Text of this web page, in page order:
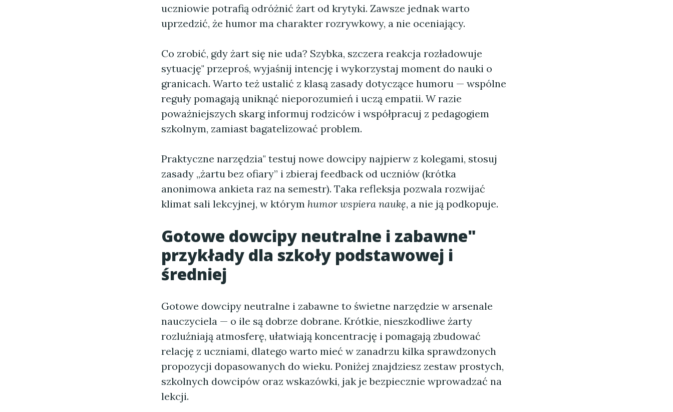
uczniowie potrafią odróżnić żart od krytyki. Zawsze jednak warto
uprzedzić, że humor ma charakter rozrywkowy, a nie oceniający.
Co zrobić, gdy żart się nie uda? Szybka, szczera reakcja rozładowuje
sytuację" przeproś, wyjaśnij intencję i wykorzystaj moment do nauki o
granicach. Warto też ustalić z klasą zasady dotyczące humoru — wspólne
reguły pomagają uniknąć nieporozumień i uczą empatii. W razie
poważniejszych skarg informuj rodziców i współpracuj z pedagogiem
szkolnym, zamiast bagatelizować problem.
Praktyczne narzędzia" testuj nowe dowcipy najpierw z kolegami, stosuj
zasady „żartu bez ofiary” i zbieraj feedback od uczniów (krótka
anonimowa ankieta raz na semestr). Taka refleksja pozwala rozwijać
klimat sali lekcyjnej, w którym humor wspiera naukę, a nie ją podkopuje.
Gotowe dowcipy neutralne i zabawne"
przykłady dla szkoły podstawowej i
średniej
Gotowe dowcipy neutralne i zabawne to świetne narzędzie w arsenale
nauczyciela — o ile są dobrze dobrane. Krótkie, nieszkodliwe żarty
rozluźniają atmosferę, ułatwiają koncentrację i pomagają zbudować
relację z uczniami, dlatego warto mieć w zanadrzu kilka sprawdzonych
propozycji dopasowanych do wieku. Poniżej znajdziesz zestaw prostych,
szkolnych dowcipów oraz wskazówki, jak je bezpiecznie wprowadzać na
lekcji.